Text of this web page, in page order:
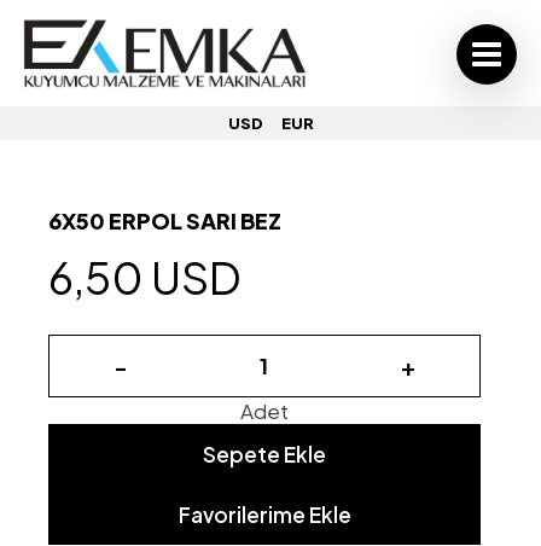
USD EUR
6X50 ERPOL SARI BEZ
6,50 USD
- +
Adet
Sepete Ekle
Favorilerime Ekle